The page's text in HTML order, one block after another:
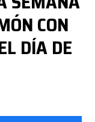
CON
DÍA DE